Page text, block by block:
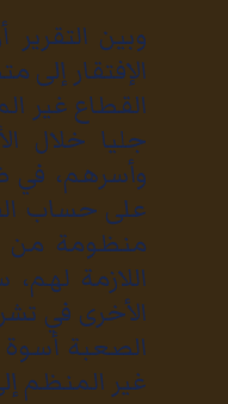
وبين
الإفتقار
جليا خلال
وأسرهم، في
على حساب
منظومة من
اللازمة
الأخرى في
الصعبة
غير المنظم